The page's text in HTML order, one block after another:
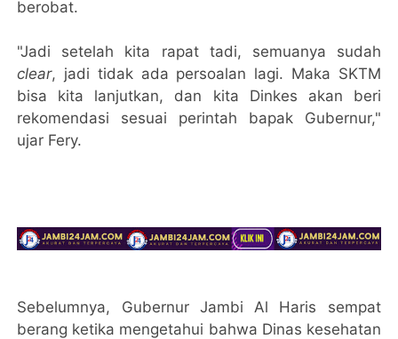
berobat.
"Jadi setelah kita rapat tadi, semuanya sudah
clear, jadi tidak ada persoalan lagi. Maka SKTM
bisa kita lanjutkan, dan kita Dinkes akan beri
rekomendasi sesuai perintah bapak Gubernur,"
ujar Fery.
Sebelumnya, Gubernur Jambi Al Haris sempat
berang ketika mengetahui bahwa Dinas kesehatan